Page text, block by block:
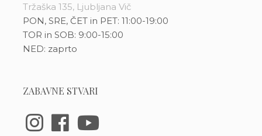
Tržaška 135, Ljubljana Vič
PON, SRE, ČET in PET: 11:00-19:00
TOR in SOB: 9:00-15:00
NED: zaprto
ZABAVNE STVARI